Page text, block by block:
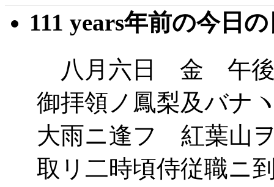
111 years年前の今日
八月六日 金 午後
御拝領ノ鳳梨及バナ
大雨ニ逢フ 紅葉山
取リ二時頃侍従職ニ